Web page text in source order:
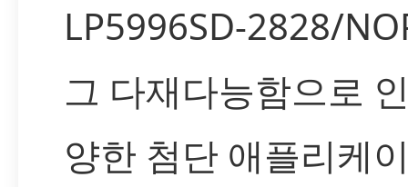
LP5996SD-2828/
그 다재다능함으로
양한 첨단 애플리케